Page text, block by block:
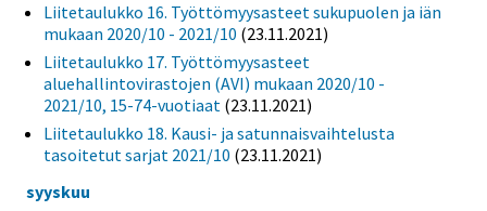
Liitetaulukko 16. Työttömyysasteet sukupuolen ja iän
mukaan 2020/10 - 2021/10 (23.11.2021)
Liitetaulukko 17. Työttömyysasteet
aluehallintovirastojen (AVI) mukaan 2020/10 -
2021/10, 15-74-vuotiaat (23.11.2021)
Liitetaulukko 18. Kausi- ja satunnaisvaihtelusta
tasoitetut sarjat 2021/10 (23.11.2021)
syyskuu